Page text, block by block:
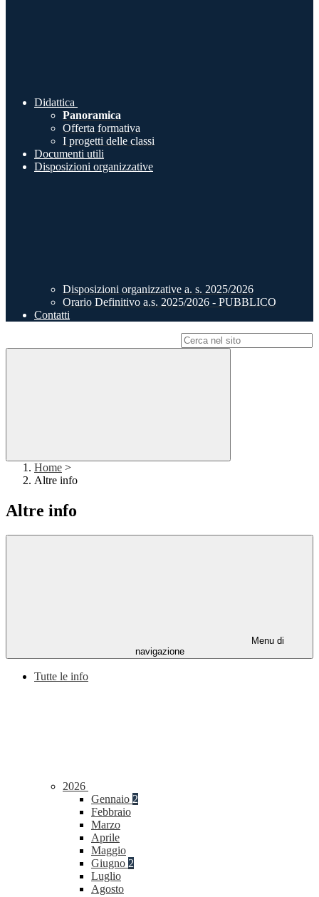
Didattica
Panoramica
Offerta formativa
I progetti delle classi
Documenti utili
Disposizioni organizzative
Disposizioni organizzative a. s. 2025/2026
Orario Definitivo a.s. 2025/2026 - PUBBLICO
Contatti
Home >
Altre info
Altre info
Menu di
navigazione
Tutte le info
2026
Gennaio 2
Febbraio
Marzo
Aprile
Maggio
Giugno 2
Luglio
Agosto